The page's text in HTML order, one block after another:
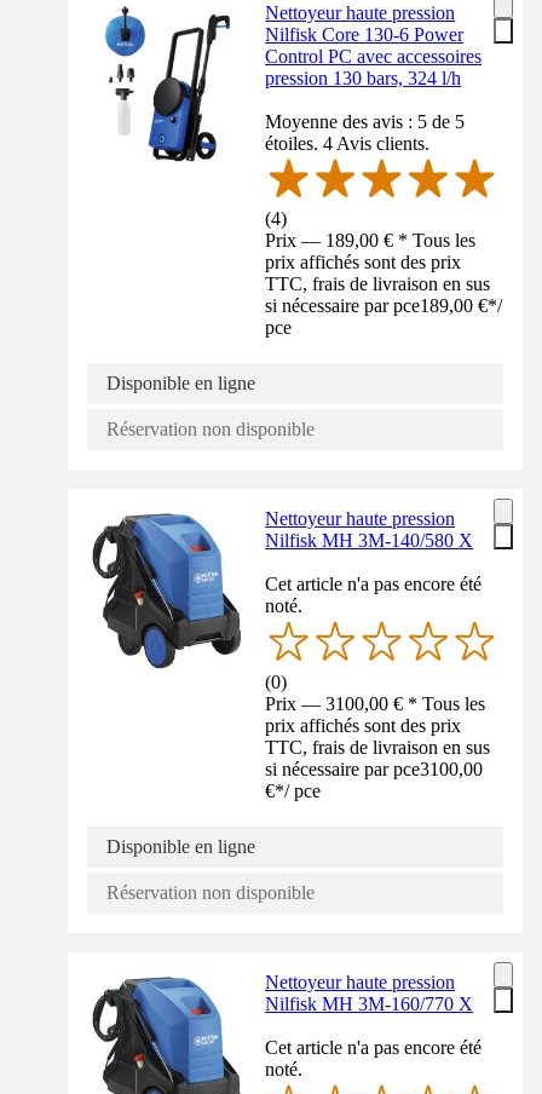
Nettoyeur haute pression
Nilfisk Core 130-6 Power
Control PC avec accessoires
pression 130 bars, 324 l/h
Moyenne des avis : 5 de 5
étoiles. 4 Avis clients.
(4)
Prix — 189,00 € * Tous les
prix affichés sont des prix
TTC, frais de livraison en sus
si nécessaire par pce189,00 €*/
pce
Disponible en ligne
Réservation non disponible
Nettoyeur haute pression
Nilfisk MH 3M-140/580 X
Cet article n'a pas encore été
noté.
(0)
Prix — 3100,00 € * Tous les
prix affichés sont des prix
TTC, frais de livraison en sus
si nécessaire par pce3100,00
€*/ pce
Disponible en ligne
Réservation non disponible
Nettoyeur haute pression
Nilfisk MH 3M-160/770 X
Cet article n'a pas encore été
noté.